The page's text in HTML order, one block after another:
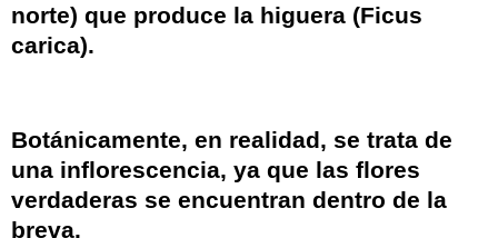
norte) que produce la higuera (Ficus
carica).
Botánicamente, en realidad, se trata de
una inflorescencia, ya que las flores
verdaderas se encuentran dentro de la
breva.